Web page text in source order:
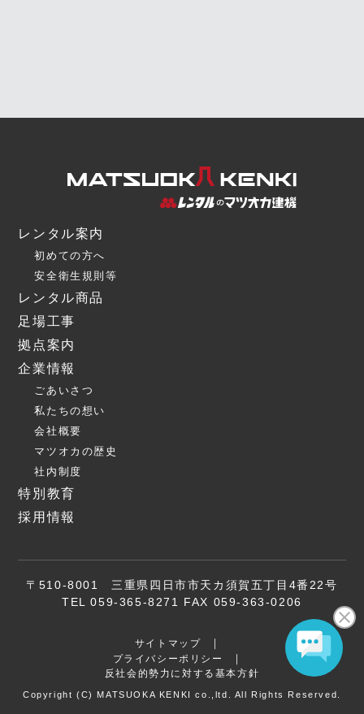
レンタル案内
初めての方へ
安全衛生規則等
レンタル商品
足場工事
拠点案内
企業情報
ごあいさつ
私たちの想い
会社概要
マツオカの歴史
社内制度
特別教育
採用情報
〒510-8001 三重県四日市市天カ須賀五丁目4番22号
TEL 059-365-8271 FAX 059-363-0206
サイトマップ
プライバシーポリシー
反社会的勢力に対する基本方針
Copyright (C) MATSUOKA KENKI co.,ltd. All Rights Reserved.